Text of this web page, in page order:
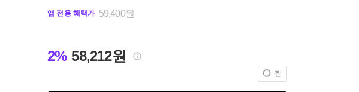
앱 전용 혜택가 59,400원
2% 58,212원
찜